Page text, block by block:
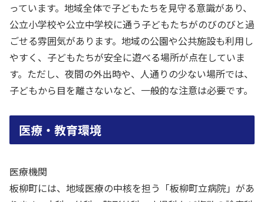
っています。地域全体で子どもたちを見守る意識があり、
公立小学校や公立中学校に通う子どもたちがのびのびと過
ごせる雰囲気があります。地域の公園や公共施設も利用し
やすく、子どもたちが安全に遊べる場所が点在していま
す。ただし、夜間の外出時や、人通りの少ない場所では、
子どもから目を離さないなど、一般的な注意は必要です。
医療・教育環境
医療機関
板柳町には、地域医療の中核を担う「板柳町立病院」があ